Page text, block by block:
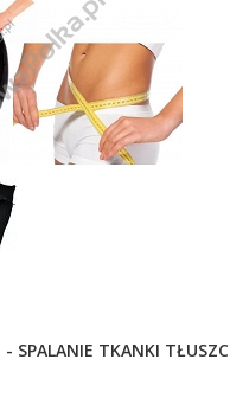
- SPALANIE TKANKI